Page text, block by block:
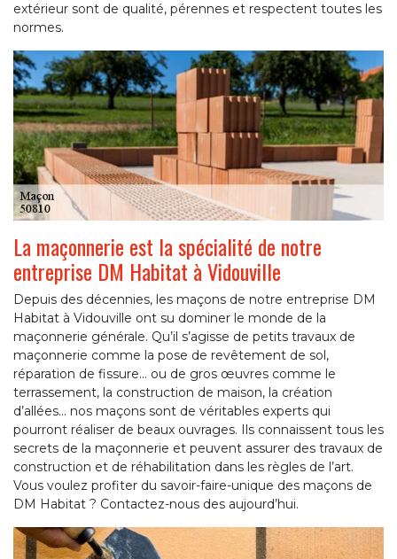
extérieur sont de qualité, pérennes et respectent toutes les
normes.
La maçonnerie est la spécialité de notre
entreprise DM Habitat à Vidouville
Depuis des décennies, les maçons de notre entreprise DM
Habitat à Vidouville ont su dominer le monde de la
maçonnerie générale. Qu’il s’agisse de petits travaux de
maçonnerie comme la pose de revêtement de sol,
réparation de fissure… ou de gros œuvres comme le
terrassement, la construction de maison, la création
d’allées… nos maçons sont de véritables experts qui
pourront réaliser de beaux ouvrages. Ils connaissent tous les
secrets de la maçonnerie et peuvent assurer des travaux de
construction et de réhabilitation dans les règles de l’art.
Vous voulez profiter du savoir-faire-unique des maçons de
DM Habitat ? Contactez-nous des aujourd’hui.